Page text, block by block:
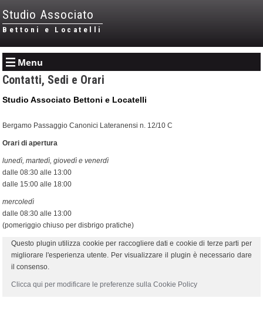
Studio Associato
Bettoni e Locatelli
Menu
Contatti, Sedi e Orari
Studio Associato Bettoni e Locatelli
Bergamo Passaggio Canonici Lateranensi n. 12/10 C
Orari di apertura
lunedì, martedì, giovedì e venerdì
dalle 08:30 alle 13:00
dalle 15:00 alle 18:00
mercoledì
dalle 08:30 alle 13:00
(pomeriggio chiuso per disbrigo pratiche)
Questo plugin utilizza cookie per raccogliere dati e cookie di terze parti per
migliorare l'esperienza utente. Per visualizzare il plugin è necessario dare
il consenso.
Clicca qui per modificare le preferenze sulla Cookie Policy